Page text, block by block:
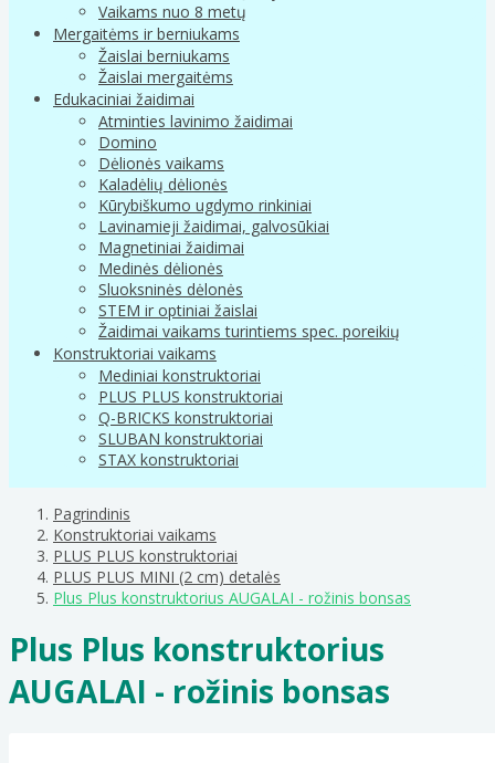
Vaikams nuo 8 metų
Mergaitėms ir berniukams
Žaislai berniukams
Žaislai mergaitėms
Edukaciniai žaidimai
Atminties lavinimo žaidimai
Domino
Dėlionės vaikams
Kaladėlių dėlionės
Kūrybiškumo ugdymo rinkiniai
Lavinamieji žaidimai, galvosūkiai
Magnetiniai žaidimai
Medinės dėlionės
Sluoksninės dėlonės
STEM ir optiniai žaislai
Žaidimai vaikams turintiems spec. poreikių
Konstruktoriai vaikams
Mediniai konstruktoriai
PLUS PLUS konstruktoriai
Q-BRICKS konstruktoriai
SLUBAN konstruktoriai
STAX konstruktoriai
Pagrindinis
Konstruktoriai vaikams
PLUS PLUS konstruktoriai
PLUS PLUS MINI (2 cm) detalės
Plus Plus konstruktorius AUGALAI - rožinis bonsas
Plus Plus konstruktorius
AUGALAI - rožinis bonsas